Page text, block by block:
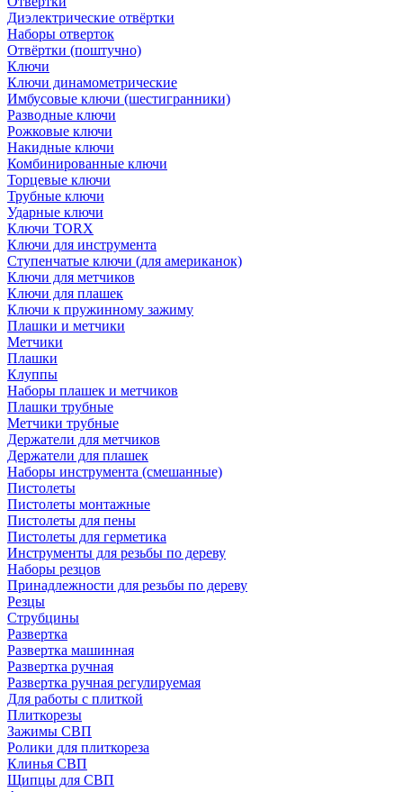
Диэлектрические отвёртки
Наборы отверток
Отвёртки (поштучно)
Ключи
Ключи динамометрические
Имбусовые ключи (шестигранники)
Разводные ключи
Рожковые ключи
Накидные ключи
Комбинированные ключи
Торцевые ключи
Трубные ключи
Ударные ключи
Ключи TORX
Ключи для инструмента
Ступенчатые ключи (для американок)
Ключи для метчиков
Ключи для плашек
Ключи к пружинному зажиму
Плашки и метчики
Метчики
Плашки
Клуппы
Наборы плашек и метчиков
Плашки трубные
Метчики трубные
Держатели для метчиков
Держатели для плашек
Наборы инструмента (смешанные)
Пистолеты
Пистолеты монтажные
Пистолеты для пены
Пистолеты для герметика
Инструменты для резьбы по дереву
Наборы резцов
Принадлежности для резьбы по дереву
Резцы
Струбцины
Развертка
Развертка машинная
Развертка ручная
Развертка ручная регулируемая
Для работы с плиткой
Плиткорезы
Зажимы СВП
Ролики для плиткореза
Клинья СВП
Щипцы для СВП